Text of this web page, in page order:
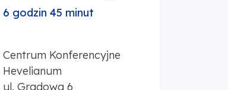
6 godzin 45 minut
Centrum Konferencyjne
Hevelianum
ul. Gradowa 6